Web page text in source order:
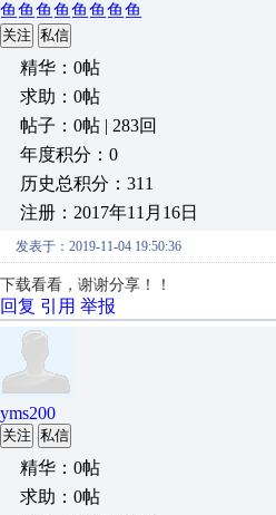
鱼鱼鱼鱼鱼鱼鱼鱼
关注 私信
精华：0帖
求助：0帖
帖子：0帖 | 283回
年度积分：0
历史总积分：311
注册：2017年11月16日
发表于：2019-11-04 19:50:36
下载看看，谢谢分享！！
回复 引用 举报
yms200
关注 私信
精华：0帖
求助：0帖